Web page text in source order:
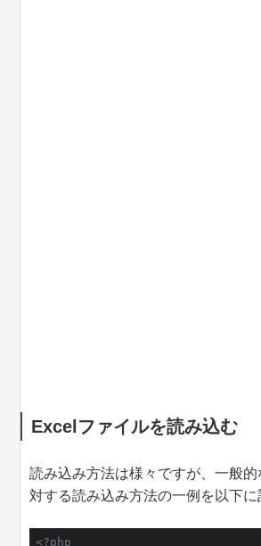
Excelファイルを読み込む
読み込み方法は様々ですが、一般的
対する読み込み方法の一例を以下に
<?php